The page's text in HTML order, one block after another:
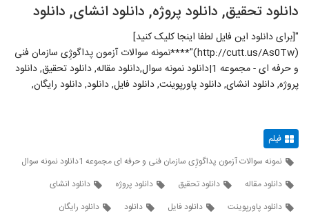
دانلود تحقیق, دانلود پروژه, دانلود انشای, دانلود
"[برای دانلود این فایل لطفا اینجا کلیک کنید]
(http://cutt.us/As0Tw)"****نمونه سوالات آزمون پداگوژِی سازمان فنی
و حرفه ای - مجموعه 1|دانلود نمونه سوال,دانلود مقاله, دانلود تحقیق, دانلود
پروژه, دانلود انشای, دانلود پاورپوینت, دانلود فایل, دانلود, دانلود رایگان,
فیلم
نمونه سوالات آزمون پداگوژِی سازمان فنی و حرفه ای مجموعه 1دانلود نمونه سوال
دانلود مقاله
دانلود تحقیق دانلود پروژه
دانلود انشای
دانلود پاورپوینت
دانلود فایل دانلود دانلود رایگان